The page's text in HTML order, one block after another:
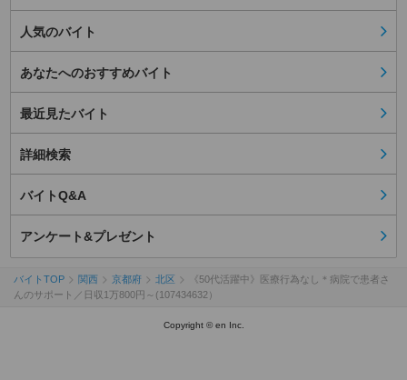
人気のバイト
あなたへのおすすめバイト
最近見たバイト
詳細検索
バイトQ&A
アンケート&プレゼント
バイトTOP 関西 京都府 北区
《50代活躍中》医療行為なし＊病院で患者さ
んのサポート／日収1万800円～(107434632）
Copyright © en Inc.